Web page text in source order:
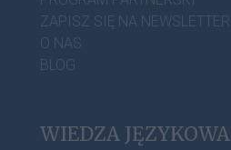
ZAPISZ SIĘ NA NEWSLETTER
O NAS
BLOG
WIEDZA JĘZYKOWA